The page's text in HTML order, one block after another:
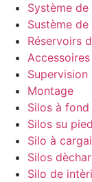
Système
Sustème
Réservoirs
Accessoires
Supervision
Montage
Silos à
Silos su
Silo à
Silos
Silo de